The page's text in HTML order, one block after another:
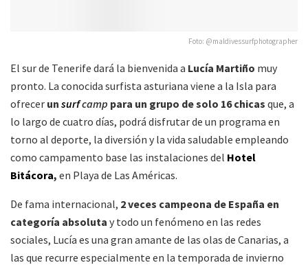
Foto: @maldivessurfphotographer
El sur de Tenerife dará la bienvenida a Lucía Martiño muy
pronto. La conocida surfista asturiana viene a la Isla para
ofrecer un surfcamp para un grupo de solo 16 chicas que, a
lo largo de cuatro días, podrá disfrutar de un programa en
torno al deporte, la diversión y la vida saludable empleando
como campamento base las instalaciones del Hotel
Bitácora, en Playa de Las Américas.
De fama internacional, 2 veces campeona de España en
categoría absoluta y todo un fenómeno en las redes
sociales, Lucía es una gran amante de las olas de Canarias, a
las que recurre especialmente en la temporada de invierno